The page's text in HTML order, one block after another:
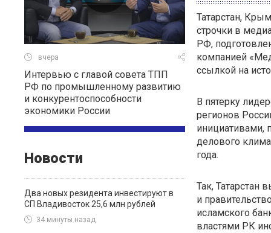
вчера
Интервью c главой совета ТПП
РФ по промышленному развитию
и конкурентоспособности
экономики России
Новости
Два новых резидента инвестируют в
СП Владивосток 25,6 млн рублей
34 минуты назад
Татарстан,
строчки в
РФ,
компанией
ссылкой на
В пятерку
регионов
инициативами,
делового
года.
Так,
и
исламского
властями РК